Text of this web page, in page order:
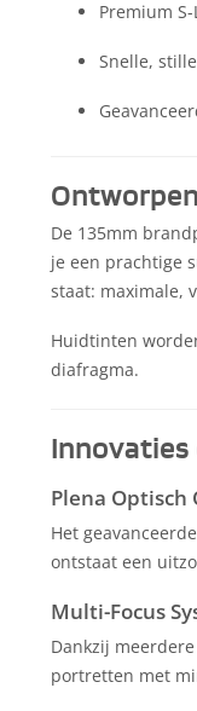
Premium
Snelle,
De 135mm
je een prachtige
staat: maximale,
Huidtinten
diafragma.
Innovaties
Plena Optisch
Het
ontstaat een
Multi-Focus
Dankzij
portretten met